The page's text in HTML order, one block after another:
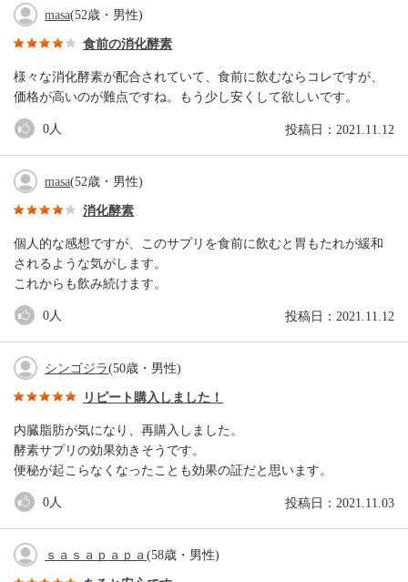
masa(52歳・男性)
食前の消化酵素
様々な消化酵素が配合されていて、食前に飲むならコレですが、
価格が高いのが難点ですね。もう少し安くして欲しいです。
投稿日：2021.11.12
0人
masa(52歳・男性)
消化酵素
個人的な感想ですが、このサプリを食前に飲むと胃もたれが緩和
されるような気がします。
これからも飲み続けます。
投稿日：2021.11.12
0人
シンゴジラ(50歳・男性)
リピート購入しました！
内臓脂肪が気になり、再購入しました。
酵素サプリの効果効きそうです。
便秘が起こらなくなったことも効果の証だと思います。
投稿日：2021.11.03
0人
ｓａｓａｐａｐａ (58歳・男性)